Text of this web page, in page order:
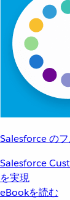
Salesforce の
Salesforce
を実現
eBookを読む